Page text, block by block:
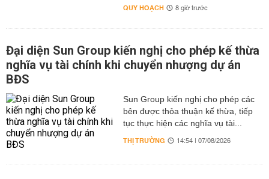
QUY HOẠCH 8 giờ trước
Đại diện Sun Group kiến nghị cho phép kế thừa
nghĩa vụ tài chính khi chuyển nhượng dự án
BĐS
Sun Group kiến nghị cho phép các
bên được thỏa thuận kế thừa, tiếp
tục thực hiện các nghĩa vụ tài...
THỊ TRƯỜNG 14:54 | 07/08/2026